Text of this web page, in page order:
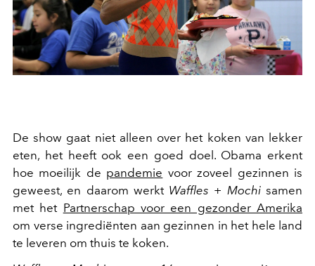
De show gaat niet alleen over het koken van lekker
eten, het heeft ook een goed doel. Obama erkent
hoe moeilijk de pandemie voor zoveel gezinnen is
geweest, en daarom werkt Waffles + Mochisamen
met het Partnerschap voor een gezonder Amerika
om verse ingrediënten aan gezinnen in het hele land
te leveren om thuis te koken.